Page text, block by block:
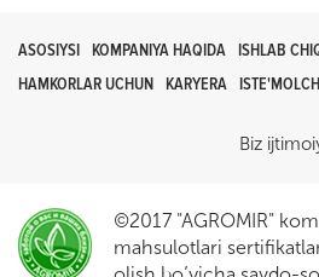
ASOSIYSI KOMPANIYA HAQIDA ISHLAB
HAMKORLAR UCHUN
KARYERA
Biz
©2017 "AGROMIR"
mahsulotlari